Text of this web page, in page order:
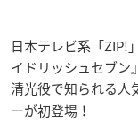
日本テレビ系「ZIP!
イドリッシュセブン
清光役で知られる人
ーが初登場！